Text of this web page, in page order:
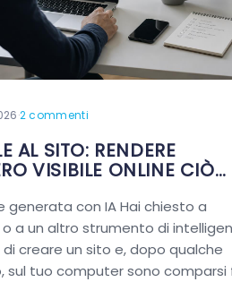
·2 commenti
AL SITO: RENDERE
VISIBILE ONLINE CIÒ
generata con IA Hai chiesto a
o a un altro strumento di
creare un sito e, dopo qualche
sul tuo computer sono comparsi